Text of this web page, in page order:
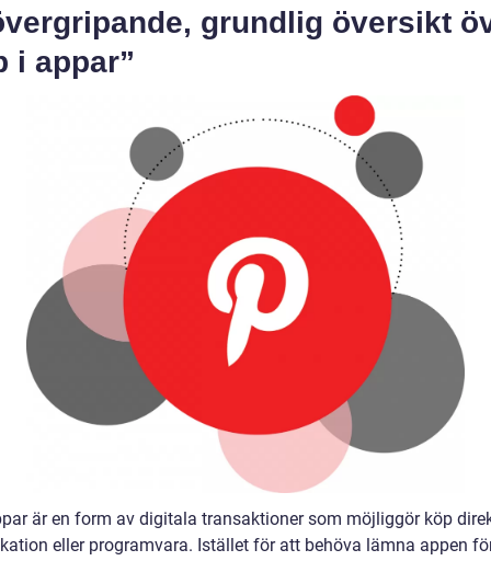
grundlig översikt
i appar”
är en form av digitala transaktioner som möjliggör köp
eller programvara. Istället för att behöva lämna appen